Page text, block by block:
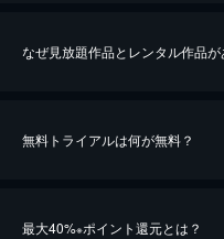
なぜ見放題作品とレンタル作品が
無料トライアルは何が無料？
最大40%※ポイント還元とは？